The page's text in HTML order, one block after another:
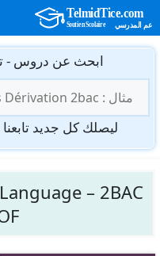
انتقل
المحتوى
ابحث عن دروس -
عن:
ليصلك كل جديد
– 2BAC